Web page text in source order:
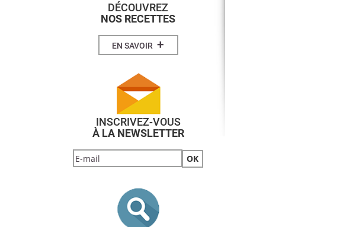
DÉCOUVREZ
NOS RECETTES
EN SAVOIR +
INSCRIVEZ-VOUS
À LA NEWSLETTER